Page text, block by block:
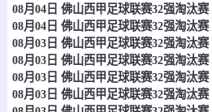
澳昆甲3 08-08 14:00
斯普林菲尔德联 0 - 0
情报